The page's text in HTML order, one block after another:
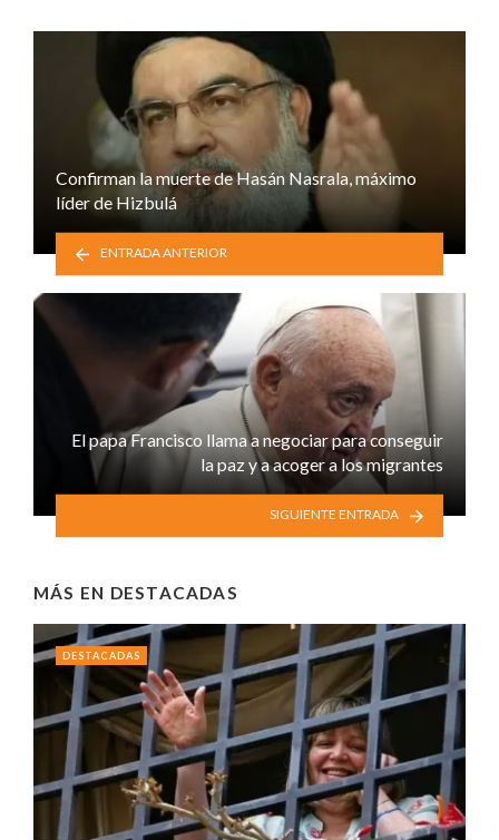
Confirman la muerte de Hasán Nasrala, máximo
líder de Hizbulá
ENTRADA ANTERIOR
El papa Francisco llama a negociar para conseguir
la paz y a acoger a los migrantes
SIGUIENTE ENTRADA
MÁS EN DESTACADAS
DESTACADAS